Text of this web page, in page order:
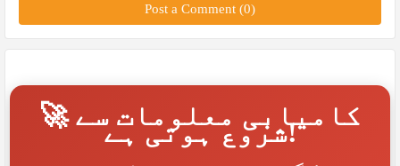
Post a Comment (0)
🚀 کامیابی معلومات سے
شروع ہوتی ہے!